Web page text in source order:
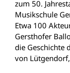
zum 50.
Musikschule
Etwa 100
Gersthofer
die Geschichte
von